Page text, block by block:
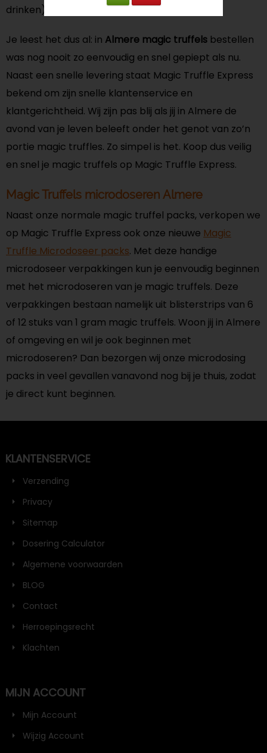
drinken). Wij zorgen voor de rest!
Je leest het dus al: in Almere magic truffels bestellen
was nog nooit zo eenvoudig en snel gepiept als nu.
Naast een snelle levering staat Magic Truffle Express
bekend om zijn snelle klantenservice en
klantgerichtheid. Wij zijn pas blij als jij in Almere de
avond van je leven beleeft onder het genot van zo’n
portie magic truffles. Zo simpel is het. Koop dus veilig
en snel je magic truffels op Magic Truffle Express.
Magic Truffels microdoseren Almere
Naast onze normale magic truffel packs, verkopen we
op Magic Truffle Express ook onze nieuwe Magic
Truffle Microdoseer packs. Met deze handige
microdoseer verpakkingen kun je eenvoudig beginnen
met het microdoseren van je magic truffels. Deze
verpakkingen bestaan namelijk uit blisterstrips van 6
of 12 stuks van 1 gram magic truffels. Woon jij in Almere
of omgeving en wil je ook beginnen met
microdoseren? Dan bezorgen wij onze microdosing
packs in veel gevallen vanavond nog bij je thuis, zodat
je direct kunt beginnen.
KLANTENSERVICE
Verzending
Privacy
Sitemap
Dosering Calculator
Algemene voorwaarden
BLOG
Contact
Herroepingsrecht
Klachten
MIJN ACCOUNT
Mijn Account
Wijzig Account